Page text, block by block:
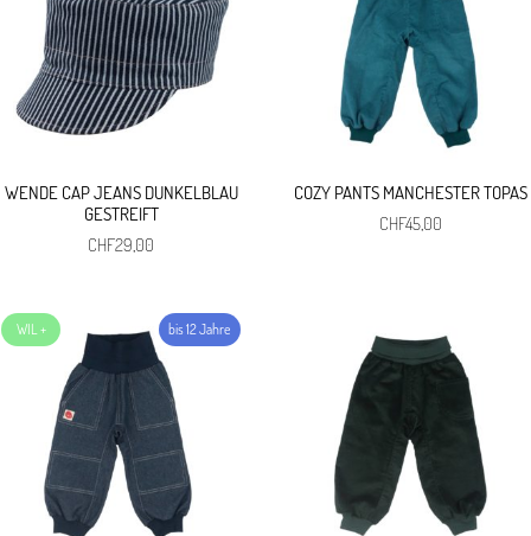
WENDE CAP JEANS DUNKELBLAU
GESTREIFT
CHF29,00
COZY PANTS MANCHESTER TOPAS
CHF45,00